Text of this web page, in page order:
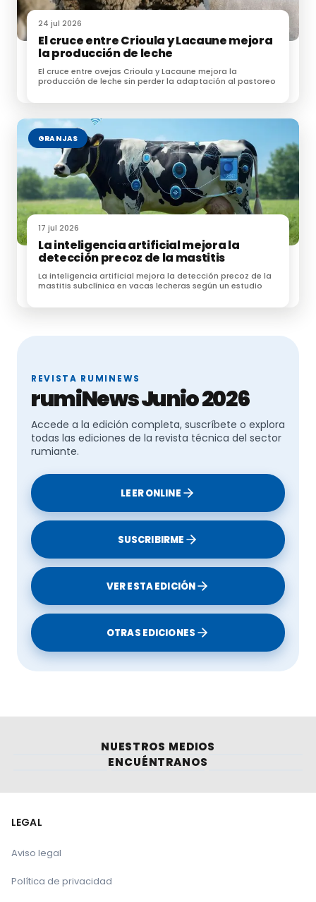
Fuentes:EFE VERDE
Te puede interesar:Nuevas estrategias contra el
cambio climático
24 jul 2026
El cruce entre Crioula y Lacaune mejora
la producción de leche
El cruce entre ovejas Crioula y Lacaune mejora la
producción de leche sin perder la adaptación al pastoreo
GRANJAS
17 jul 2026
La inteligencia artificial mejora la
detección precoz de la mastitis
La inteligencia artificial mejora la detección precoz de la
mastitis subclínica en vacas lecheras según un estudio
REVISTA RUMINEWS
rumiNews Junio 2026
Accede a la edición completa, suscríbete o explora
todas las ediciones de la revista técnica del sector
rumiante.
LEER ONLINE
SUSCRIBIRME
VER ESTA EDICIÓN
OTRAS EDICIONES
NUESTROS MEDIOS
ENCUÉNTRANOS
LEGAL
Aviso legal
Política de privacidad